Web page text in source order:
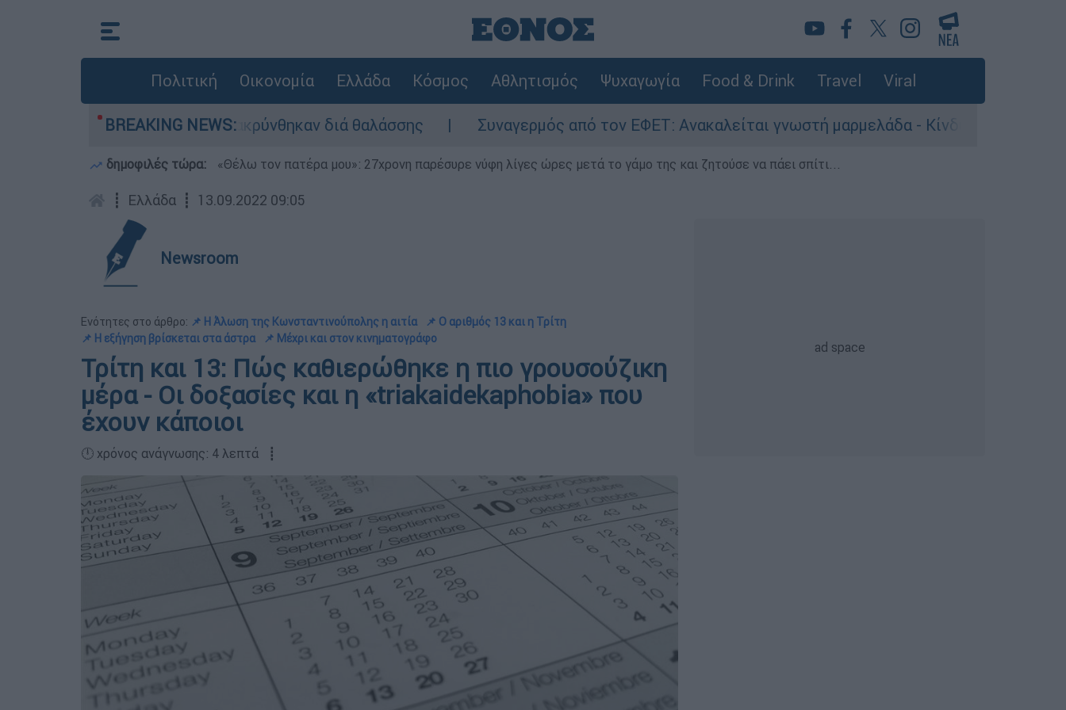
Πολιτική Οικονομία Ελλάδα Κόσμος Αθλητισμός Ψυχαγωγία Food & Drink Travel Viral
BREAKING NEWS:
254 πολίτες απομακρύνθηκαν διά θαλάσσης Συναγερμός από τον ΕΦΕΤ: Ανακαλείται γνωστή μαρμελάδα - Κίνδυνος θραύσης στη
δημοφιλές τώρα: «Θέλω τον πατέρα μου»: 27χρονη παρέσυρε νύφη λίγες ώρες μετά το γάμο της και ζητούσε να πάει σπίτι...
┋ Ελλάδα ┋ 13.09.2022 09:05
Newsroom
Ενότητες στο άρθρο: 📌 Η Άλωση της Κωνσταντινούπολης η αιτία
📌 Ο αριθμός 13 και η Τρίτη
📌 Η εξήγηση βρίσκεται στα άστρα
📌 Μέχρι και στον κινηματογράφο
Τρίτη και 13: Πώς καθιερώθηκε η πιο γρουσούζικη
μέρα - Οι δοξασίες και η «triakaidekaphobia» που
έχουν κάποιοι
🕛 χρόνος ανάγνωσης: 4 λεπτά ┋